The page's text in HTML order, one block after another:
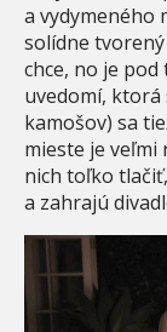
a vydymeného
solídne
chce, no je
uvedomí, ktorá
kamošov) sa
mieste je veľmi
nich toľko
a zahrajú